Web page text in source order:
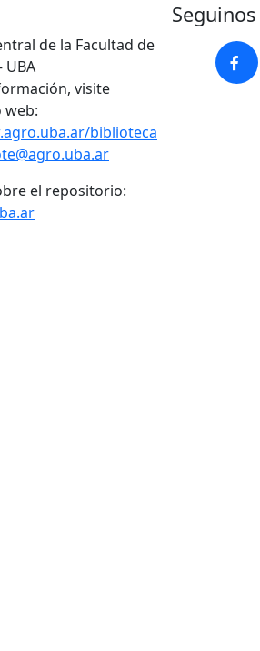
de la Facultad de
UBA
visite
web:
biblioteca
el repositorio: